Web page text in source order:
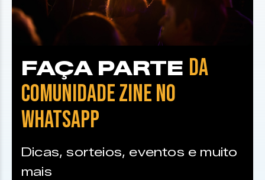
FAÇA PARTE DA
COMUNIDADE ZINE NO
WHATSAPP
Dicas, sorteios, eventos e muito
mais